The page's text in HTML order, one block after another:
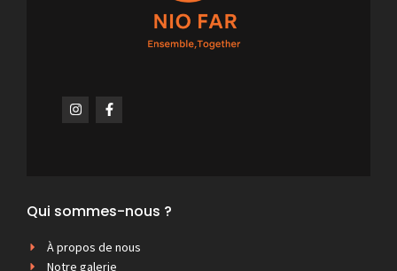
Qui sommes-nous ?
À propos de nous
Notre galerie